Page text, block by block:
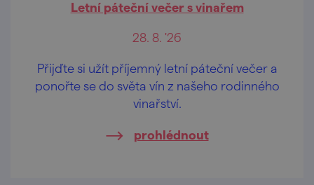
Letní páteční večer s vinařem
28. 8. '26
Přijďte si užít příjemný letní páteční večer a
ponořte se do světa vín z našeho rodinného
vinařství.
prohlédnout